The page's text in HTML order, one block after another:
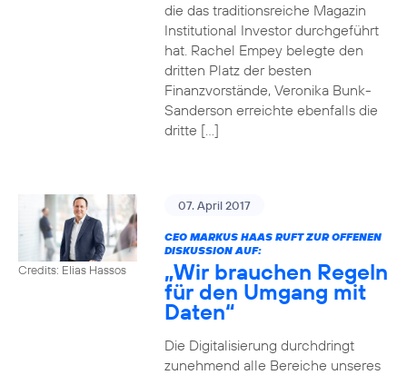
die das traditionsreiche Magazin
Institutional Investor durchgeführt
hat. Rachel Empey belegte den
dritten Platz der besten
Finanzvorstände, Veronika Bunk-
Sanderson erreichte ebenfalls die
dritte […]
Credits: Elias Hassos
07. April 2017
CEO MARKUS HAAS RUFT ZUR OFFENEN
DISKUSSION AUF:
„Wir brauchen Regeln
für den Umgang mit
Daten“
Die Digitalisierung durchdringt
zunehmend alle Bereiche unseres